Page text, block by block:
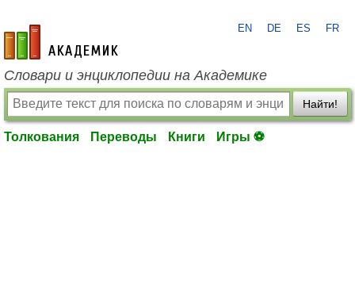
academic.ru
EN DE ES FR
Словари и энциклопедии на Академике
Найти!
Толкования Переводы Книги Игры ⚽